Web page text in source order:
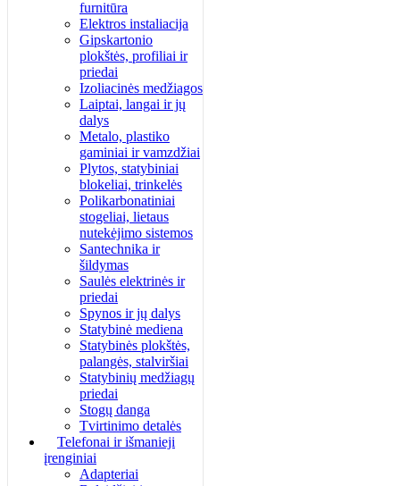
furnitūra
Elektros instaliacija
Gipskartonio
plokštės, profiliai ir
priedai
Izoliacinės medžiagos
Laiptai, langai ir jų
dalys
Metalo, plastiko
gaminiai ir vamzdžiai
Plytos, statybiniai
blokeliai, trinkelės
Polikarbonatiniai
stogeliai, lietaus
nutekėjimo sistemos
Santechnika ir
šildymas
Saulės elektrinės ir
priedai
Spynos ir jų dalys
Statybinė mediena
Statybinės plokštės,
palangės, stalviršiai
Statybinių medžiagų
priedai
Stogų danga
Tvirtinimo detalės
Telefonai ir išmanieji
įrenginiai
Adapteriai